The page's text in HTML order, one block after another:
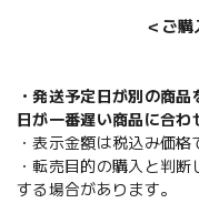
＜ご購
・発送予定日が別の商
日が一番遅い商品に合わ
・表示金額は税込み価格
・転売目的の購入と判
する場合があります。